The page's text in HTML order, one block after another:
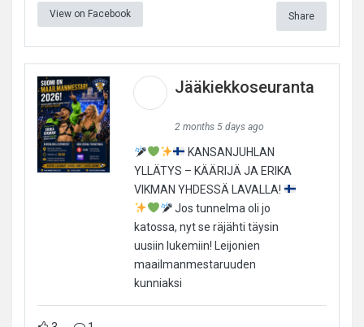
View on Facebook Share
Jääkiekkoseuranta
2 months 5 days ago
KANSANJUHLAN
YLLÄTYS – KÄÄRIJÄ JA ERIKA
VIKMAN YHDESSÄ LAVALLA!
Jos tunnelma oli jo
katossa, nyt se räjähti täysin
uusiin lukemiin! Leijonien
maailmanmestaruuden
kunniaksi